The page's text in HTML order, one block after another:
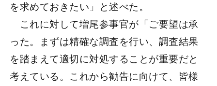
を求めておきたい」と述べた。
これに対して増尾参事官が「ご要望は承
った。まずは精確な調査を行い、調査結果
を踏まえて適切に対処することが重要だと
考えている。これから勧告に向けて、皆様